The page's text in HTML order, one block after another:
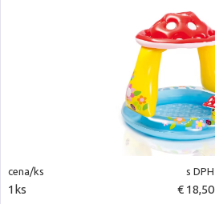
cena/ks s DPH
1ks € 18,50